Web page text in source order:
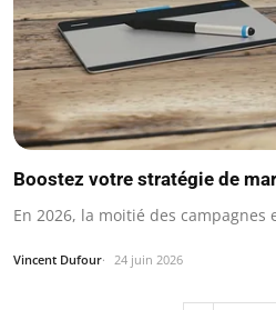
Boostez votre stratégie de
En 2026, la moitié des
Vincent Dufour 24 juin 2026